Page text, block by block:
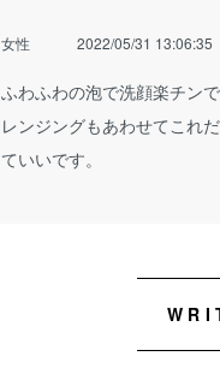
女性 2022/05/31 13:06:35
ふわふわの泡で洗顔楽チン
レンジングもあわせてこれ
ていいです。